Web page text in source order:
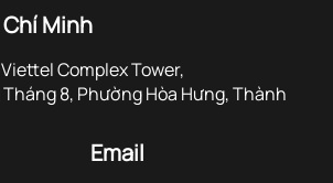
Minh
Complex Tower,
8, Phường Hòa Hưng, Thành
Email